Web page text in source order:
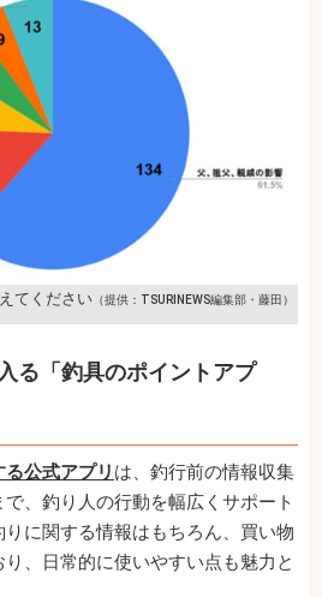
てください （提供：TSURINEWS編集部・藤田）
る「釣具のポイントアプ
公式アプリ は、釣行前の情報収集
、釣り人の行動を幅広くサポート
に関する情報はもちろん、買い物
、日常的に使いやすい点も魅力と